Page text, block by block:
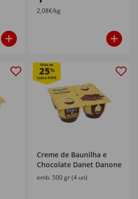
2,08€/kg
Mais de
25%
Creme de Baunilha e
Chocolate Danet Danone
emb. 500 gr (4 un)